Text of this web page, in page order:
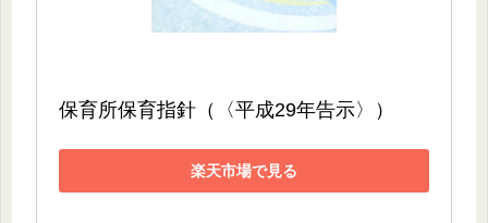
保育所保育指針（〈平成29年告示〉）
楽天市場で見る